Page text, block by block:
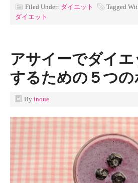
Filed Under: ダイエット Tagged
ダイエット
アサイーでダイ
するための５つの
By inoue